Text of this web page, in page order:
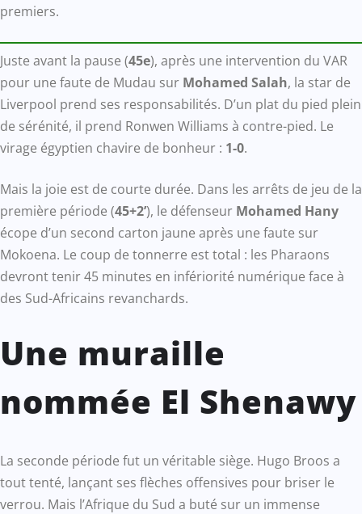
premiers.
Juste avant la pause (45e), après une intervention du VAR
pour une faute de Mudau sur Mohamed Salah, la star de
Liverpool prend ses responsabilités. D’un plat du pied plein
de sérénité, il prend Ronwen Williams à contre-pied. Le
virage égyptien chavire de bonheur : 1-0.
Mais la joie est de courte durée. Dans les arrêts de jeu de la
première période (45+2’), le défenseur Mohamed Hany
écope d’un second carton jaune après une faute sur
Mokoena. Le coup de tonnerre est total : les Pharaons
devront tenir 45 minutes en infériorité numérique face à
des Sud-Africains revanchards.
Une muraille
nommée El Shenawy
La seconde période fut un véritable siège. Hugo Broos a
tout tenté, lançant ses flèches offensives pour briser le
verrou. Mais l’Afrique du Sud a buté sur un immense